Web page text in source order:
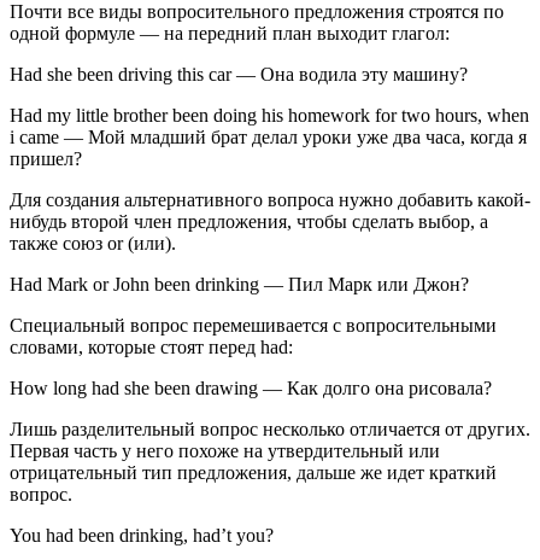
Почти все виды вопросительного предложения строятся по
одной формуле — на передний план выходит глагол:
Had she been driving this car — Она водила эту машину?
Had my little brother been doing his homework for two hours, when
i came — Мой младший брат делал уроки уже два часа, когда я
пришел?
Для создания альтернативного вопроса нужно добавить какой-
нибудь второй член предложения, чтобы сделать выбор, а
также союз or (или).
Had Mark or John been drinking — Пил Марк или Джон?
Специальный вопрос перемешивается с вопросительными
словами, которые стоят перед had:
How long had she been drawing — Как долго она рисовала?
Лишь разделительный вопрос несколько отличается от других.
Первая часть у него похоже на утвердительный или
отрицательный тип предложения, дальше же идет краткий
вопрос.
You had been drinking, had’t you?